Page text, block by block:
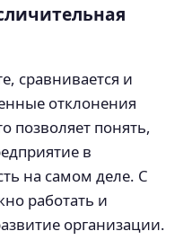
сравнивается и
отклонения
позволяет понять,
в
на самом деле. С
работать и
организации.